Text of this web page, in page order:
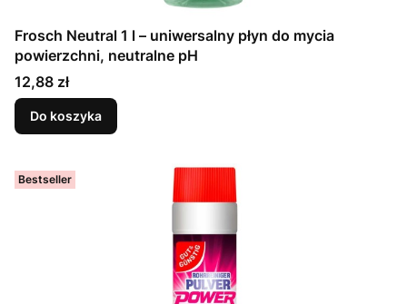
Frosch Neutral 1 l – uniwersalny płyn do mycia
powierzchni, neutralne pH
Cena
12,88 zł
Do koszyka
Bestseller